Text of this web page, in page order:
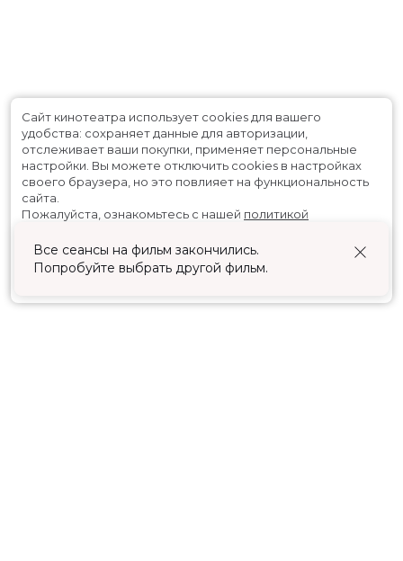
Все сеансы на фильм закончились.
Попробуйте выбрать другой фильм.
Сайт кинотеатра использует cookies для вашего
удобства: сохраняет данные для авторизации,
отслеживает ваши покупки, применяет персональные
настройки. Вы можете отключить cookies в настройках
своего браузера, но это повлияет на функциональность
сайта.
Пожалуйста, ознакомьтесь с нашей политикой
Принять